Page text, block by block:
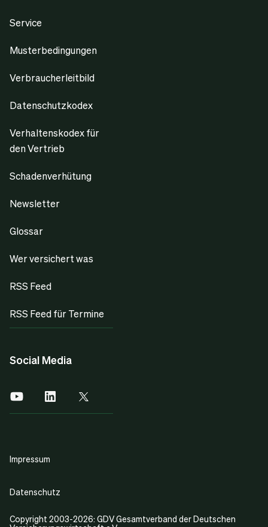
Service
Musterbedingungen
Verbraucherleitbild
Datenschutzkodex
Verhaltenskodex für
den Vertrieb
Schadenverhütung
Newsletter
Glossar
Wer versichert was
RSS Feed
RSS Feed für Termine
Social Media
Copyright 2003-2026: GDV Gesamtverband der Deutschen
Impressum
Datenschutz